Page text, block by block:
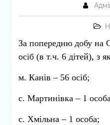
За попередню добу на
осіб (в т.ч. 6 дітей), з
м. Канів – 56 осіб;
с. Мартинівка – 1
с. Хмільна – 1 особа;